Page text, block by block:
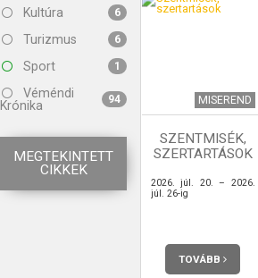
Kultúra 6
Turizmus 6
Sport 1
Véméndi
Krónika
94
MEGTEKINTETT
CIKKEK
MISEREND
SZENTMISÉK,
SZERTARTÁSOK
2026. júl. 20. – 2026.
júl. 26-ig
TOVÁBB